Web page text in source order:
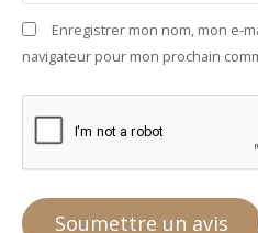
Enregistrer mon nom, mon e-
navigateur pour mon prochain